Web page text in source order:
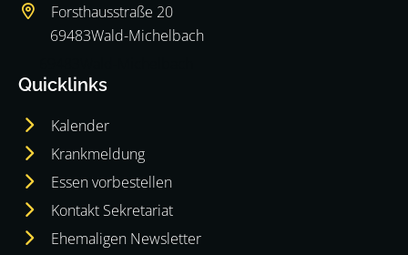
Forsthausstraße 20
69483Wald-Michelbach
Quicklinks
Kalender
Krankmeldung
Essen vorbestellen
Kontakt Sekretariat
Ehemaligen Newsletter